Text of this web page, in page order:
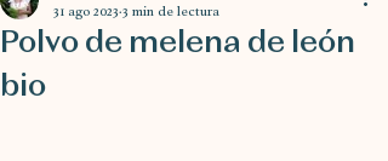
Polvo de melena de león
bio
31 ago 2023 3 min de lectura